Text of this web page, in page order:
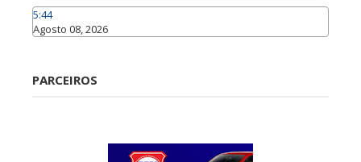
5:44
Agosto 08, 2026
PARCEIROS